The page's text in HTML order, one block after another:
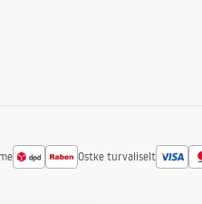
Ostke turvaliselt